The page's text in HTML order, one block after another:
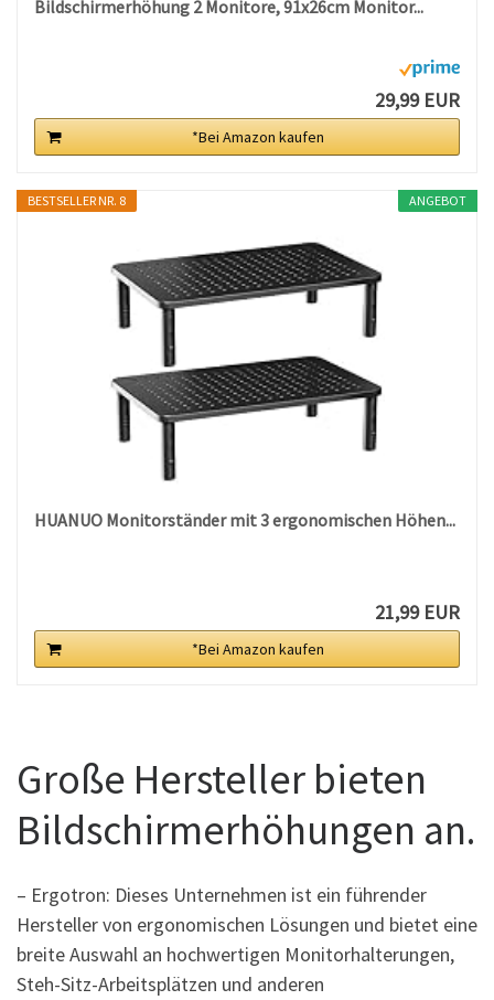
Bildschirmerhöhung 2 Monitore, 91x26cm Monitor...
29,99 EUR
*Bei Amazon kaufen
ANGEBOT
BESTSELLER NR. 8
HUANUO Monitorständer mit 3 ergonomischen Höhen...
21,99 EUR
*Bei Amazon kaufen
Große Hersteller bieten
Bildschirmerhöhungen an.
– Ergotron: Dieses Unternehmen ist ein führender
Hersteller von ergonomischen Lösungen und bietet eine
breite Auswahl an hochwertigen Monitorhalterungen,
Steh-Sitz-Arbeitsplätzen und anderen